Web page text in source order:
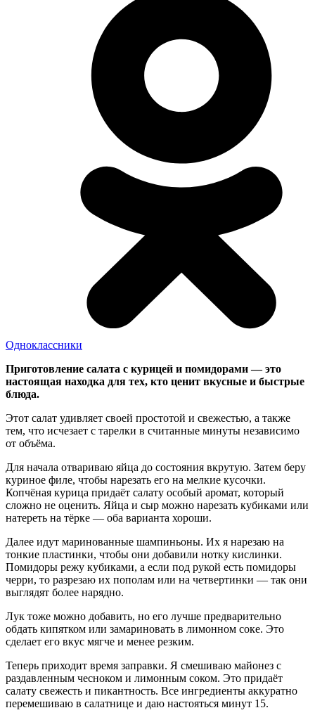
Одноклассники
Приготовление салата с курицей и помидорами — это
настоящая находка для тех, кто ценит вкусные и быстрые
блюда.
Этот салат удивляет своей простотой и свежестью, а также
тем, что исчезает с тарелки в считанные минуты независимо
от объёма.
Для начала отвариваю яйца до состояния вкрутую. Затем беру
куриное филе, чтобы нарезать его на мелкие кусочки.
Копчёная курица придаёт салату особый аромат, который
сложно не оценить. Яйца и сыр можно нарезать кубиками или
натереть на тёрке — оба варианта хороши.
Далее идут маринованные шампиньоны. Их я нарезаю на
тонкие пластинки, чтобы они добавили нотку кислинки.
Помидоры режу кубиками, а если под рукой есть помидоры
черри, то разрезаю их пополам или на четвертинки — так они
выглядят более нарядно.
Лук тоже можно добавить, но его лучше предварительно
обдать кипятком или замариновать в лимонном соке. Это
сделает его вкус мягче и менее резким.
Теперь приходит время заправки. Я смешиваю майонез с
раздавленным чесноком и лимонным соком. Это придаёт
салату свежесть и пикантность. Все ингредиенты аккуратно
перемешиваю в салатнице и даю настояться минут 15.